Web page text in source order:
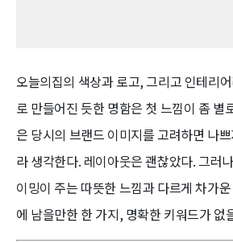
오늘의집의 색상과 로고, 그리고 인테리
로 만들어진 듯한 명함은 첫 느낌이 좀 별
은 당시의 브랜드 이미지를 고려하면 나
라 생각한다. 레이아웃은 괜찮았다. 그러
이밍이 주는 따뜻한 느낌과 다르게 차가
에 남을만한 한 가지, 명확한 키워드가 없